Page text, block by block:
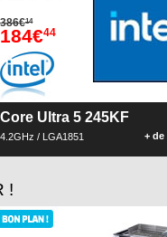
386€14
184€44
Core Ultra 5 245KF
4.2GHz / LGA1851 + de
!